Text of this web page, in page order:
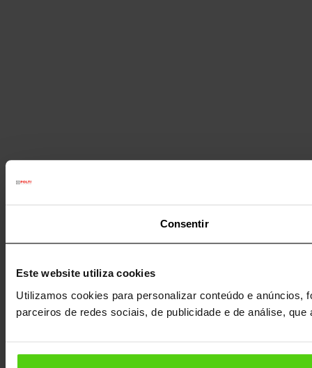
Consentir
Este website utiliza cookies
Utilizamos cookies para personalizar conteúdo e
parceiros de redes sociais, de publicidade e de análise,